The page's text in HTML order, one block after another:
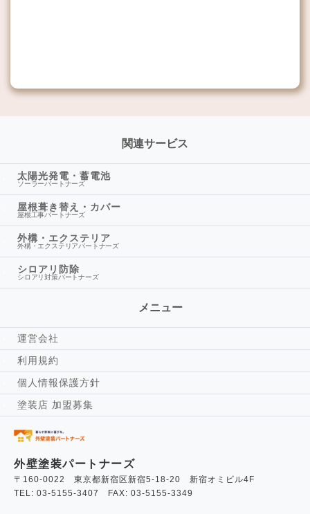
外壁塗装パートナーズ
〒160-0022 東京都新宿区新宿5-18-20 新宿オミビル4F
TEL: 03-5155-3407 FAX: 03-5155-3349
運営会社
利用規約
個人情報保護方針
塗装店 加盟募集
関連サービス
太陽光発電・蓄電池
ソーラーパートナーズ
屋根葺き替え・カバー
屋根工事パートナーズ
外構・エクステリア
外構・エクステリアパートナーズ
シロアリ防除
シロアリ対策パートナーズ
メニュー